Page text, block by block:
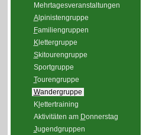
Mehrtagesveranstaltungen
Alpinistengruppe
Familiengruppen
Klettergruppe
Skitourengruppe
Sportgruppe
Tourengruppe
Wandergruppe
Kl ettertraining
Aktivitäten am Donnerstag
Jugendgruppen